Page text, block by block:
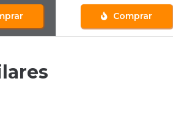
Comprar